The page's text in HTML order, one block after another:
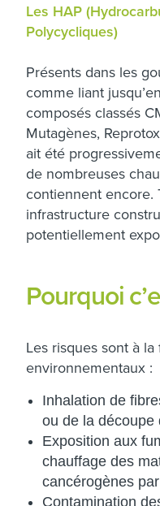
Les HAP
Polycycliques)
Présents dans les
comme liant
composés classés
Mutagènes,
ait été
de nombreuses
contiennent encore.
infrastructure
potentiellement
Pourquoi
Les risques sont à
environnementaux :
Inhalation de
ou de la découpe
Exposition aux
chauffage des
cancérogènes
Contamination